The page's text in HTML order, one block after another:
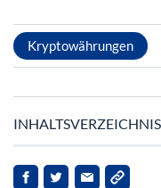
Kryptowährungen
INHALTSVERZEICHNIS
Das wachsende